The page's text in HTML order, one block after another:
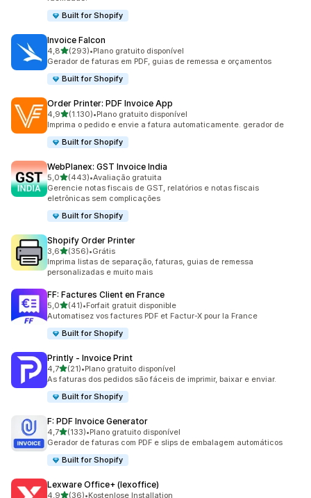
Built for Shopify
Invoice Falcon
4,8de 5 estrelas
(293)
293 avaliações ao todo
•Plano gratuito disponível
Gerador de faturas em PDF, guias de remessa e orçamentos
Built for Shopify
Order Printer: PDF Invoice App
4,9de 5 estrelas
(1.130)
1130 avaliações ao todo
•Plano gratuito disponível
Imprima o pedido e envie a fatura automaticamente. gerador de
Built for Shopify
WebPlanex: GST Invoice India
5,0de 5 estrelas
(443)
443 avaliações ao todo
•Avaliação gratuita
Gerencie notas fiscais de GST, relatórios e notas fiscais
eletrônicas sem complicações
Built for Shopify
Shopify Order Printer
3,6de 5 estrelas
(356)
356 avaliações ao todo
•Grátis
Imprima listas de separação, faturas, guias de remessa
personalizadas e muito mais
FF: Factures Client en France
5,0de 5 estrelas
(41)
41 avaliações ao todo
•Forfait gratuit disponible
Automatisez vos factures PDF et Factur-X pour la France
Built for Shopify
Printly ‑ Invoice Print
4,7de 5 estrelas
(21)
21 avaliações ao todo
•Plano gratuito disponível
As faturas dos pedidos são fáceis de imprimir, baixar e enviar.
Built for Shopify
F: PDF Invoice Generator
4,7de 5 estrelas
(133)
133 avaliações ao todo
•Plano gratuito disponível
Gerador de faturas com PDF e slips de embalagem automáticos
Built for Shopify
Lexware Office+ (lexoffice)
4,9de 5 estrelas
(36)•Kostenlose Installation